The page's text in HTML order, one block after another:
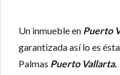
Un inmueble en Puerto
garantizada así lo es
Palmas Puerto Vallarta.